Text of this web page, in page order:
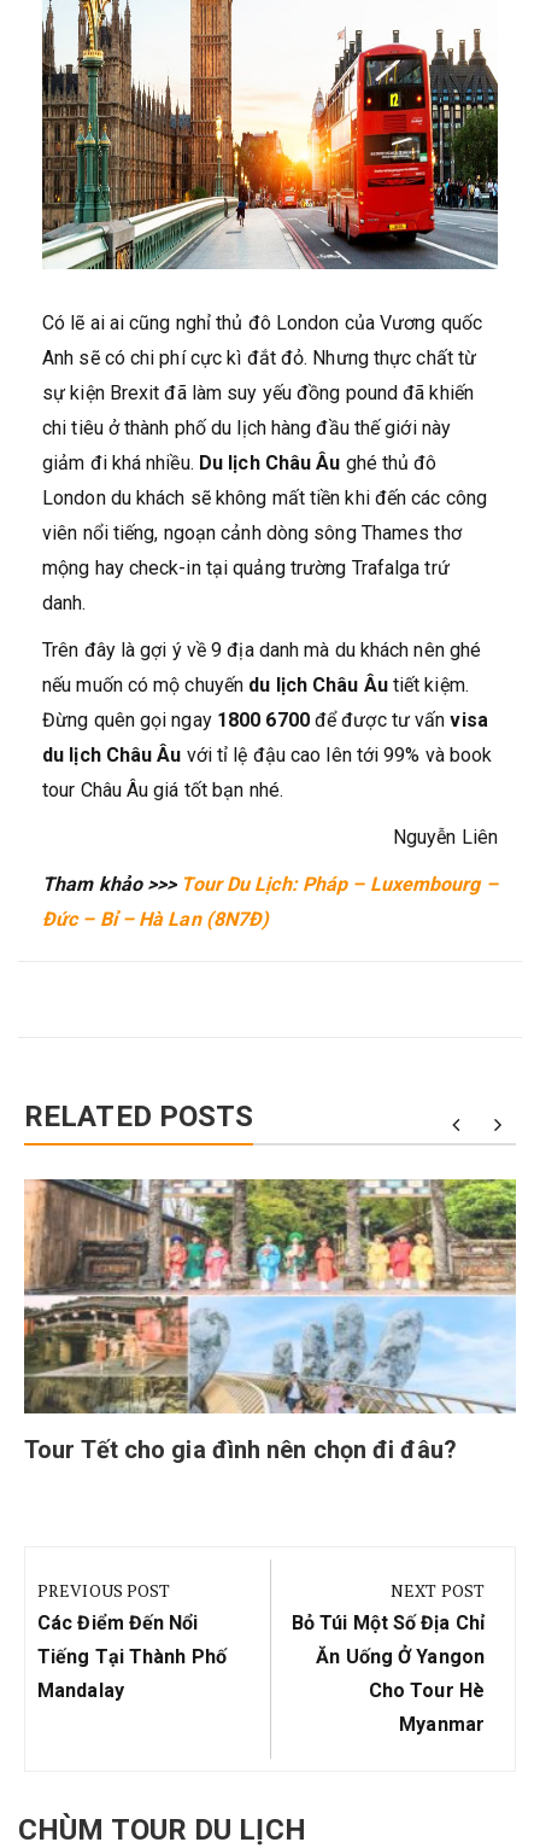
Có lẽ ai ai cũng nghỉ thủ đô London của Vương quốc
Anh sẽ có chi phí cực kì đắt đỏ. Nhưng thực chất từ
sự kiện Brexit đã làm suy yếu đồng pound đã khiến
chi tiêu ở thành phố du lịch hàng đầu thế giới này
giảm đi khá nhiều. Du lịch Châu Âu ghé thủ đô
London du khách sẽ không mất tiền khi đến các công
viên nổi tiếng, ngoạn cảnh dòng sông Thames thơ
mộng hay check-in tại quảng trường Trafalga trứ
danh.
Trên đây là gợi ý về 9 địa danh mà du khách nên ghé
nếu muốn có mộ chuyến du lịch Châu Âu tiết kiệm.
Đừng quên gọi ngay 1800 6700để được tư vấn visa
du lịch Châu Âu với tỉ lệ đậu cao lên tới 99% và book
tour Châu Âu giá tốt bạn nhé.
Nguyễn Liên
Tham khảo >>> Tour Du Lịch: Pháp – Luxembourg –
Đức – Bỉ – Hà Lan (8N7Đ)
RELATED POSTS
Tour Tết cho gia đình nên chọn đi đâu?
hướng
bài
viết
PREVIOUS POST
Previous
Post:
Các Điểm Đến Nổi
Tiếng Tại Thành Phố
Mandalay
NEXT POST
Next
Post:
Bỏ Túi Một Số Địa Chỉ
Ăn Uống Ở Yangon
Cho Tour Hè
Myanmar
CHÙM TOUR DU LỊCH